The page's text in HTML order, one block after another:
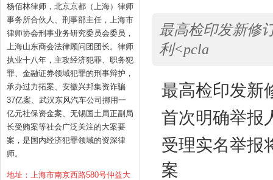
杨佰林律师，北京京都（上海）律师
事务所合伙人、刑事部主任，上海市
律师协会刑事业务研究委员会委员，
上海山东商会法律顾问团团长。律师
执业十八年，主攻经济犯罪、职务犯
罪、金融证券领域犯罪的刑事辩护，
承办过力拓案、安徽兴邦集资诈骗
37亿案、武汉东风汽车公司挪用一
亿元社保资金案、无锡国土局正副局
长受贿案等社会广泛关注的大案要
案，是国内经济犯罪领域的资深律
师。
地址：上海市南京西路580号仲益大
最高检印发新修
利<pcla
最高检印发新
首次明确举报
受理实名举报
案